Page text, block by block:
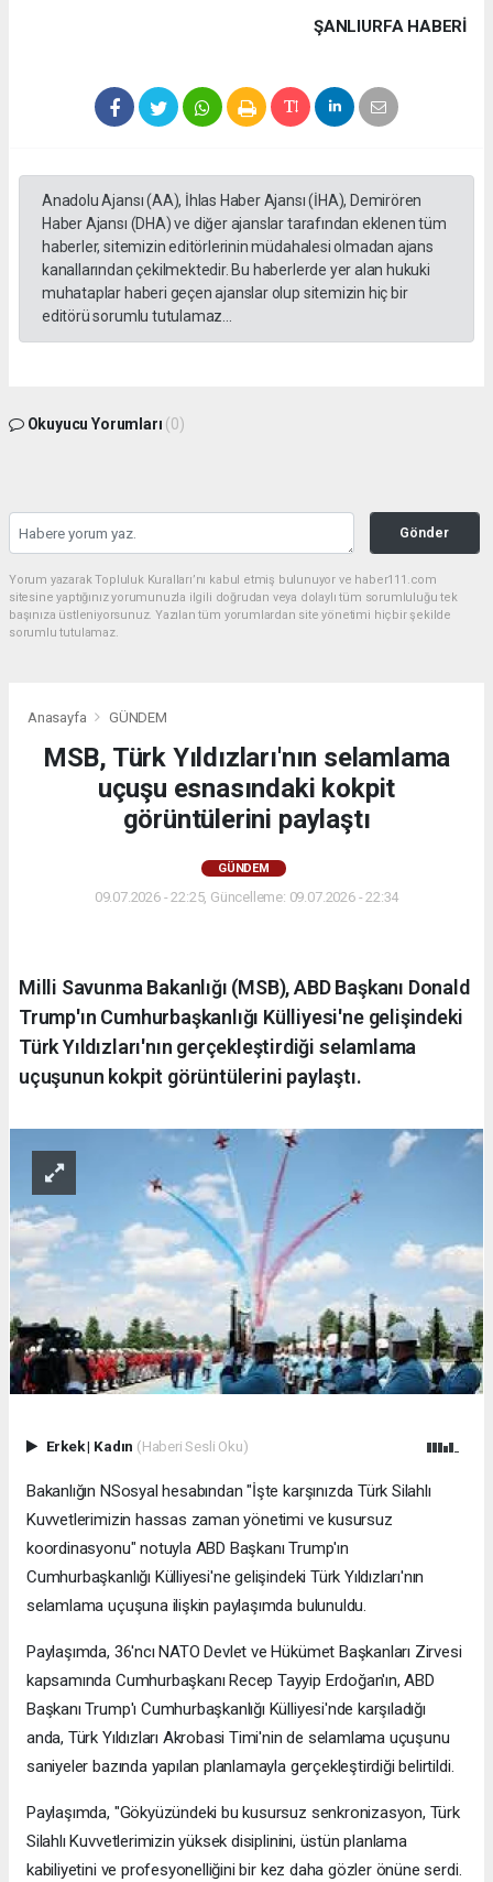
ŞANLIURFA HABERİ
Anadolu Ajansı (AA), İhlas Haber Ajansı (İHA), Demirören
Haber Ajansı (DHA) ve diğer ajanslar tarafından eklenen tüm
haberler, sitemizin editörlerinin müdahalesi olmadan ajans
kanallarından çekilmektedir. Bu haberlerde yer alan hukuki
muhataplar haberi geçen ajanslar olup sitemizin hiç bir
editörü sorumlu tutulamaz...
Okuyucu Yorumları (0)
Gönder
Yorum yazarak Topluluk Kuralları’nı kabul etmiş bulunuyor ve haber111.com
sitesine yaptığınız yorumunuzla ilgili doğrudan veya dolaylı tüm sorumluluğu tek
başınıza üstleniyorsunuz. Yazılan tüm yorumlardan site yönetimi hiçbir şekilde
sorumlu tutulamaz.
Anasayfa GÜNDEM
MSB, Türk Yıldızları'nın selamlama
uçuşu esnasındaki kokpit
görüntülerini paylaştı
GÜNDEM
09.07.2026 - 22:25, Güncelleme: 09.07.2026 - 22:34
Milli Savunma Bakanlığı (MSB), ABD Başkanı Donald
Trump'ın Cumhurbaşkanlığı Külliyesi'ne gelişindeki
Türk Yıldızları'nın gerçekleştirdiği selamlama
uçuşunun kokpit görüntülerini paylaştı.
Erkek| Kadın (Haberi Sesli Oku)
Bakanlığın NSosyal hesabından "İşte karşınızda Türk Silahlı
Kuvvetlerimizin hassas zaman yönetimi ve kusursuz
koordinasyonu" notuyla ABD Başkanı Trump'ın
Cumhurbaşkanlığı Külliyesi'ne gelişindeki Türk Yıldızları'nın
selamlama uçuşuna ilişkin paylaşımda bulunuldu.
Paylaşımda, 36'ncı NATO Devlet ve Hükümet Başkanları Zirvesi
kapsamında Cumhurbaşkanı Recep Tayyip Erdoğan'ın, ABD
Başkanı Trump'ı Cumhurbaşkanlığı Külliyesi'nde karşıladığı
anda, Türk Yıldızları Akrobasi Timi'nin de selamlama uçuşunu
saniyeler bazında yapılan planlamayla gerçekleştirdiği belirtildi.
Paylaşımda, "Gökyüzündeki bu kusursuz senkronizasyon, Türk
Silahlı Kuvvetlerimizin yüksek disiplinini, üstün planlama
kabiliyetini ve profesyonelliğini bir kez daha gözler önüne serdi.